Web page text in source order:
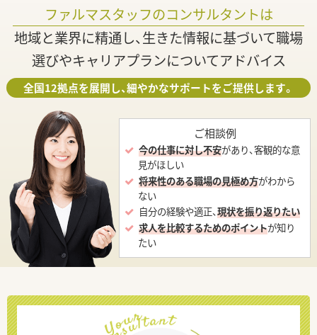
ファルマスタッフのコンサルタントは
地域と業界に精通し、生きた情報に基づいて職場
選びやキャリアプランについてアドバイス
全国12拠点を展開し、細やかなサポートをご提供します。
ご相談例
今の仕事に対し不安があり、客観的な意
見がほしい
将来性のある職場の見極め方がわから
ない
自分の経験や適正、現状を振り返りたい
求人を比較するためのポイントが知り
たい